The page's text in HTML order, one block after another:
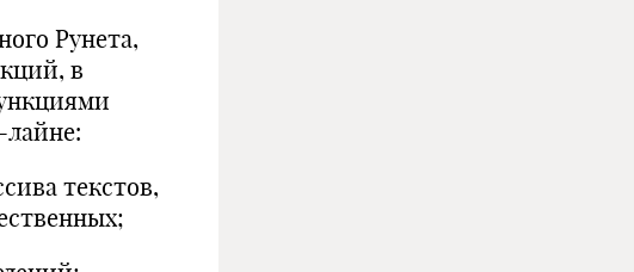
Рунета,
в
текстов,